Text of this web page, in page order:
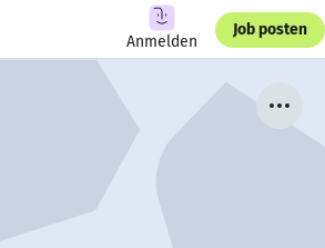
Anmelden
Job posten